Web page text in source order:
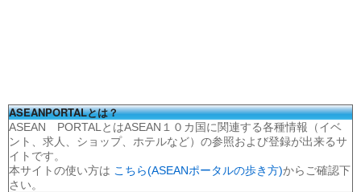
ASEANPORTALとは？
ASEAN PORTALとはASEAN１０カ国に関連する各種情報（イベ
ント、求人、ショップ、ホテルなど）の参照および登録が出来るサ
イトです。
本サイトの使い方は こちら(ASEANポータルの歩き方)からご確認下
さい。